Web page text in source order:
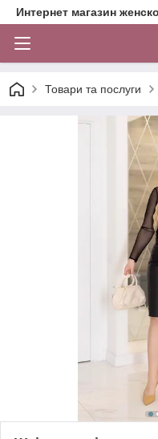
Интернет магазин
Товари та послуги